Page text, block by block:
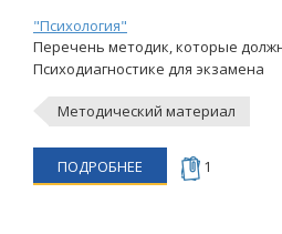
"Психология"
Перечень методик, которые
Психодиагностике для экзамена
Методический материал
ПОДРОБНЕЕ 1